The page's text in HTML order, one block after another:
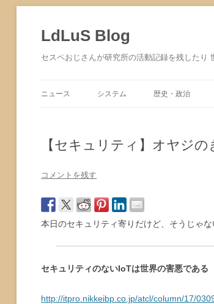
ツ
へ
ス
LdLuS Blog
セスペおじさんが研究所の活動記録を残したり
ニュース システム 歴史・政治
【セキュリティ】オヤジ
コメントを残す
本日のセキュリティ寄りだけど、そうじゃな
セキュリティのないIoTは世界の害悪である
http://itpro.nikkeibp.co.jp/atcl/column/17/